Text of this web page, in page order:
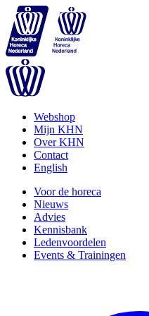
Webshop
Mijn KHN
Over KHN
Contact
English
Voor de horeca
Nieuws
Advies
Kennisbank
Ledenvoordelen
Events & Trainingen